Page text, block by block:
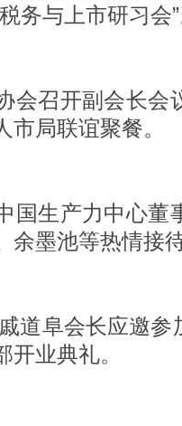
务与上市研习会
会召开副会长会
局联谊聚餐。
国生产力中心董
余墨池等热情接
道阜会长应邀
业典礼。